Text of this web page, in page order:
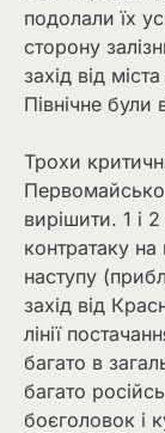
подолали їх
сторону
захід від
Північне
Трохи
вирішити. 1 і
контратаку на
наступу
захід від
лінії
багато в
багато
боєголовок і